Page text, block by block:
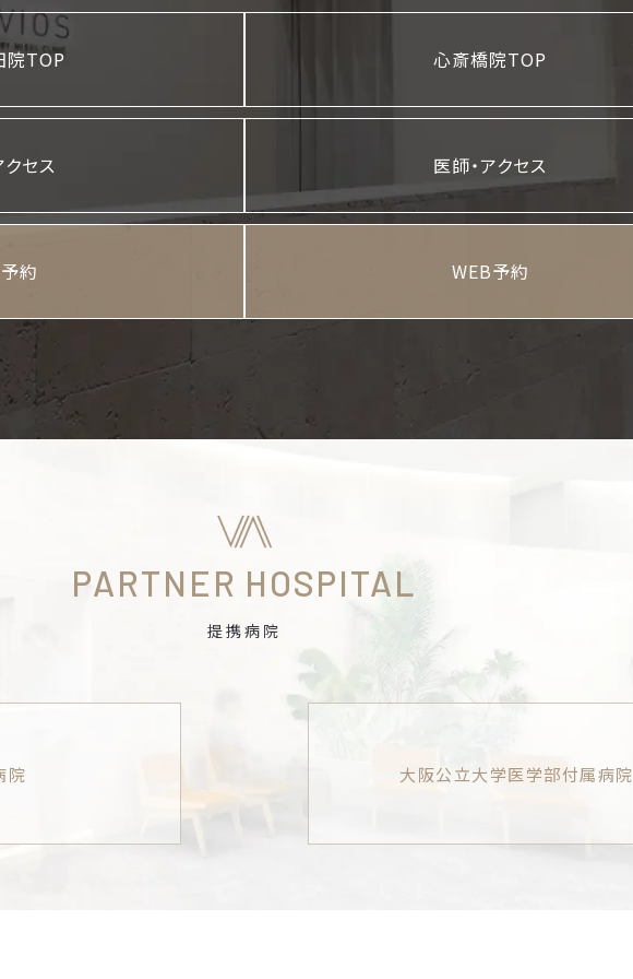
院TOP
クセス
約
心斎橋院TOP
医師・アクセス
WEB予約
PARTNER HOSPITAL
提携病院
院 大阪公立大学医学部付属病院